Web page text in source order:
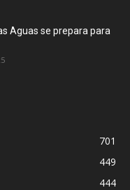
Aguas se prepara para
701
449
444